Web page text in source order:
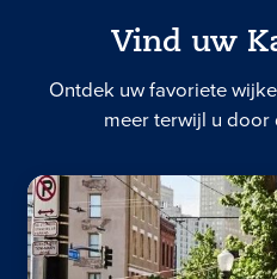
Vind uw
Ontdek uw favoriete
meer terwijl u door